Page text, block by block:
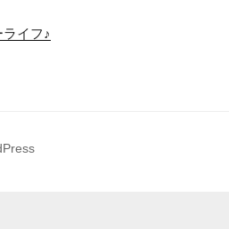
イフ♪